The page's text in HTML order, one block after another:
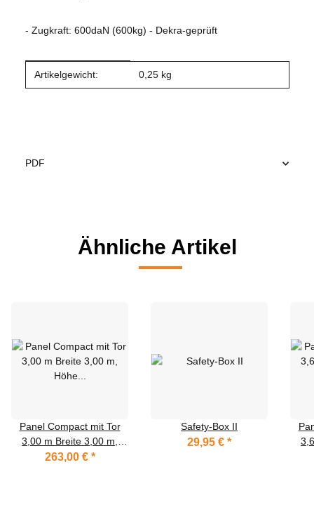
- Zugkraft: 600daN (600kg) - Dekra-geprüft
Produkteigenschaft
Wert
Artikelgewicht: 0,25 kg
PDF
Ähnliche Artikel
Panel Compact mit Tor
3,00 m Breite 3,00 m,
Höhe 2,20 m, vz
263,00 € *
Safety-Box II
29,95 € *